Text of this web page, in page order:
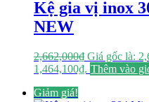
Kệ gia vị inox
NEW
2,662,000₫ Giá gốc là:
1,464,100₫. Thêm vào
Giảm giá!